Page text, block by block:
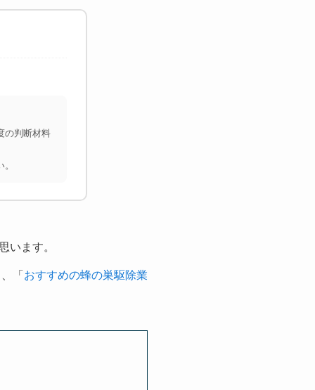
の判断材料
います。
「 おすすめの蜂の巣駆除業